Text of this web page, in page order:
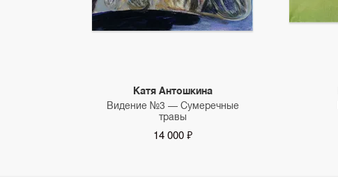
Катя Антошкина
Видение №3 — Сумеречные
травы
14 000 ₽